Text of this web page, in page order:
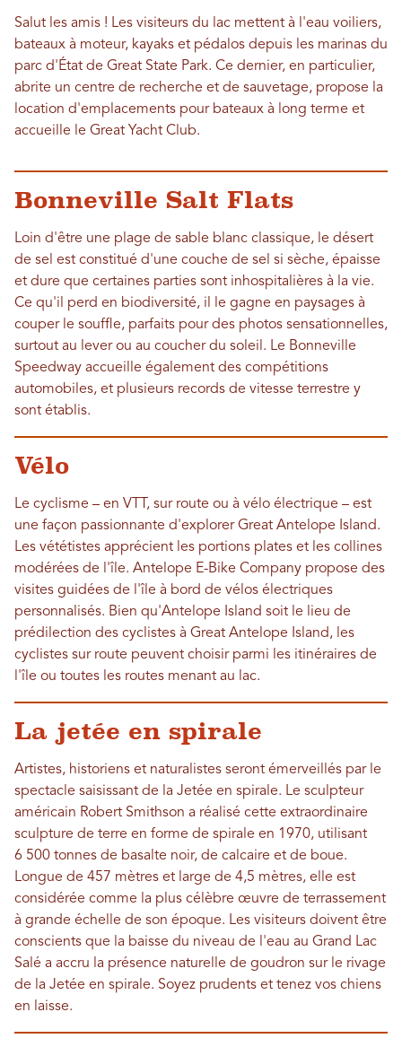
Salut les amis ! Les visiteurs du lac mettent à l'eau voiliers,
bateaux à moteur, kayaks et pédalos depuis les marinas du
parc d'État de Great State Park. Ce dernier, en particulier,
abrite un centre de recherche et de sauvetage, propose la
location d'emplacements pour bateaux à long terme et
accueille le Great Yacht Club.
Bonneville Salt Flats
Loin d'être une plage de sable blanc classique, le désert
de sel est constitué d'une couche de sel si sèche, épaisse
et dure que certaines parties sont inhospitalières à la vie.
Ce qu'il perd en biodiversité, il le gagne en paysages à
couper le souffle, parfaits pour des photos sensationnelles,
surtout au lever ou au coucher du soleil. Le Bonneville
Speedway accueille également des compétitions
automobiles, et plusieurs records de vitesse terrestre y
sont établis.
Vélo
Le cyclisme – en VTT, sur route ou à vélo électrique – est
une façon passionnante d'explorer Great Antelope Island.
Les vététistes apprécient les portions plates et les collines
modérées de l'île. Antelope E-Bike Company propose des
visites guidées de l'île à bord de vélos électriques
personnalisés. Bien qu'Antelope Island soit le lieu de
prédilection des cyclistes à Great Antelope Island, les
cyclistes sur route peuvent choisir parmi les itinéraires de
l'île ou toutes les routes menant au lac.
La jetée en spirale
Artistes, historiens et naturalistes seront émerveillés par le
spectacle saisissant de la Jetée en spirale. Le sculpteur
américain Robert Smithson a réalisé cette extraordinaire
sculpture de terre en forme de spirale en 1970, utilisant
6 500 tonnes de basalte noir, de calcaire et de boue.
Longue de 457 mètres et large de 4,5 mètres, elle est
considérée comme la plus célèbre œuvre de terrassement
à grande échelle de son époque. Les visiteurs doivent être
conscients que la baisse du niveau de l'eau au Grand Lac
Salé a accru la présence naturelle de goudron sur le rivage
de la Jetée en spirale. Soyez prudents et tenez vos chiens
en laisse.